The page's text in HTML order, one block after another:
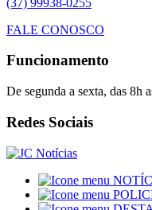
FALE CONOSCO
Funcionamento
De segunda a sexta, das 8h
Redes Sociais